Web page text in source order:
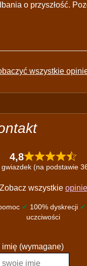
o przyszłość.
wszystkie
4,8
(na podstawie
Zobacz wszystkie opinie
✔ 100% dyskrecji ✔
uczciwości
(wymagane)